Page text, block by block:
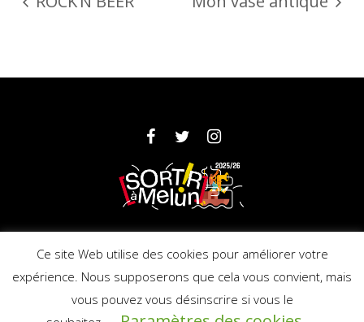
Partenaires Mentions légales
© 2025 Ville de Melun - Licence : PLATESV-
Ce site Web utilise des cookies pour améliorer votre
expérience. Nous supposerons que cela vous convient, mais
vous pouvez vous désinscrire si vous le